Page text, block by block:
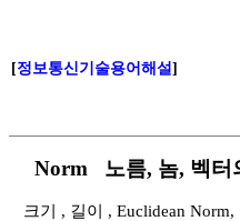
[정보통신기술용어해설]
Norm 노름, 놈, 벡터
크기 , 길이 , Euclidean